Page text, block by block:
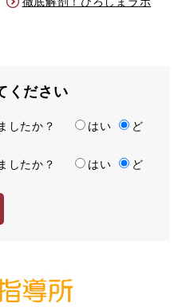
ください
したか？ はい
ど
したか？ はい
ど